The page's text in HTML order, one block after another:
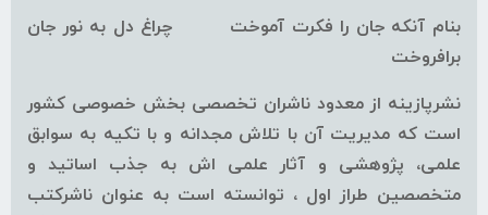
بنام آنکه جان را فکرت آموخت چراغ دل به نور جان
برافروخت
نشرپازینه از معدود ناشران تخصصی بخش خصوصی کشور
است که مدیریت آن با تلاش مجدانه و با تکیه به سوابق
علمی، پژوهشی و آثار علمی اش به جذب اساتید و
متخصصین طراز اول ، توانسته است به عنوان ناشرکتب